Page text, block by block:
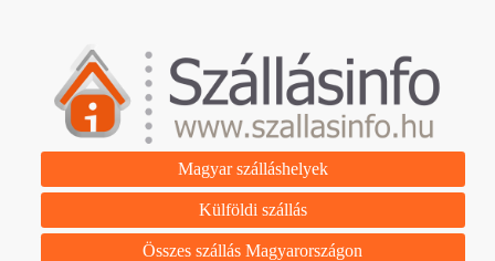
Magyar szálláshelyek
Külföldi szállás
Összes szállás Magyarországon